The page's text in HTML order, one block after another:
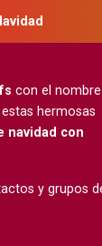
con el nombre
hermosas
navidad con
y grupos